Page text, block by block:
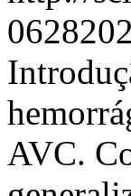
AVC.